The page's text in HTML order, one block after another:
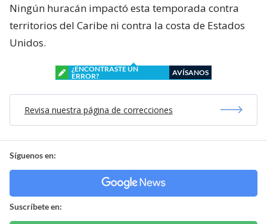
Ningún huracán impactó esta temporada contra
territorios del Caribe ni contra la costa de Estados
Unidos.
¿ENCONTRASTE UN
ERROR?
AVÍSANOS
Revisa nuestra página de correcciones
Síguenos en:
Suscríbete en: